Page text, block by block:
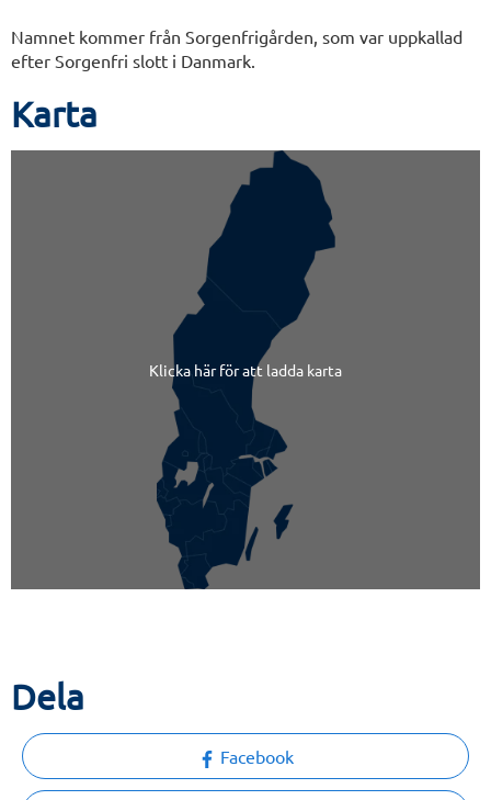
Namnet kommer från Sorgenfrigården, som var uppkallad
efter Sorgenfri slott i Danmark.
Karta
Klicka här för att ladda karta
Dela
Facebook